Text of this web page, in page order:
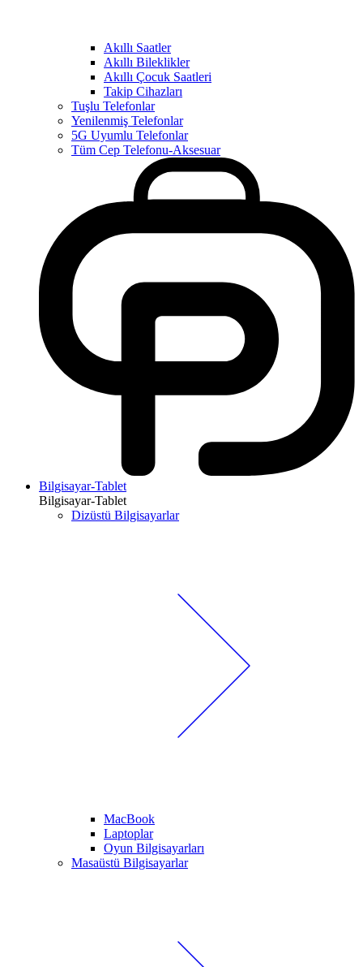
Akıllı Saatler
Akıllı Bileklikler
Akıllı Çocuk Saatleri
Takip Cihazları
Tuşlu Telefonlar
Yenilenmiş Telefonlar
5G Uyumlu Telefonlar
Tüm Cep Telefonu-Aksesuar
Bilgisayar-Tablet
Bilgisayar-Tablet
Dizüstü Bilgisayarlar
MacBook
Laptoplar
Oyun Bilgisayarları
Masaüstü Bilgisayarlar